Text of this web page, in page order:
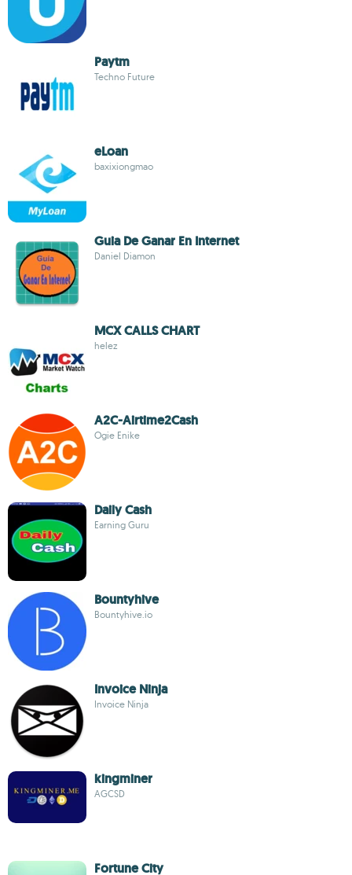
Paytm
Techno Future
eLoan
baxixiongmao
Guia De Ganar En Internet
Daniel Diamon
MCX CALLS CHART
helez
A2C-Airtime2Cash
Ogie Enike
Daily Cash
Earning Guru
Bountyhive
Bountyhive.io
Invoice Ninja
Invoice Ninja
kingminer
AGCSD
Fortune City